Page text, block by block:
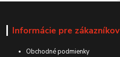
Informácie pre zákazníkov
Obchodné podmienky